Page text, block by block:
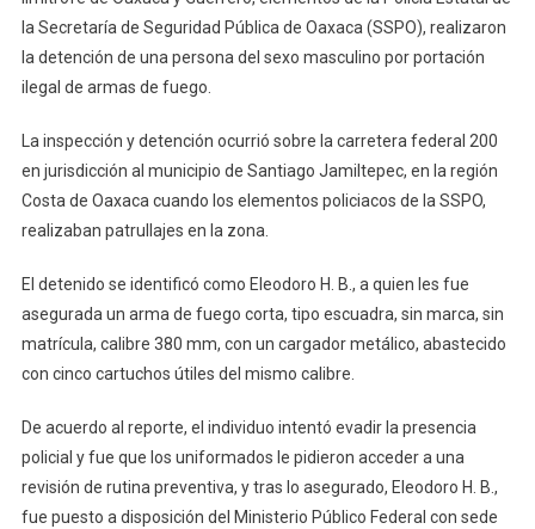
Persona
En
La
Región
Costa
la Secretaría de Seguridad Pública de Oaxaca (SSPO), realizaron
la detención de una persona del sexo masculino por portación
ilegal de armas de fuego.
La inspección y detención ocurrió sobre la carretera federal 200
en jurisdicción al municipio de Santiago Jamiltepec, en la región
Costa de Oaxaca cuando los elementos policiacos de la SSPO,
realizaban patrullajes en la zona.
El detenido se identificó como Eleodoro H. B., a quien les fue
asegurada un arma de fuego corta, tipo escuadra, sin marca, sin
matrícula, calibre 380 mm, con un cargador metálico, abastecido
con cinco cartuchos útiles del mismo calibre.
De acuerdo al reporte, el individuo intentó evadir la presencia
policial y fue que los uniformados le pidieron acceder a una
revisión de rutina preventiva, y tras lo asegurado, Eleodoro H. B.,
fue puesto a disposición del Ministerio Público Federal con sede